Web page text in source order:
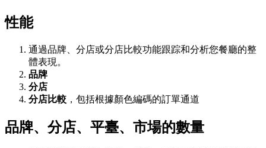
性能
通過品牌、分店或分店比較功能跟踪和分析您餐廳的整
體表現。
品牌
分店
分店比較 ，包括根據顏色編碼的訂單通道
品牌、分店、平臺、市場的數量